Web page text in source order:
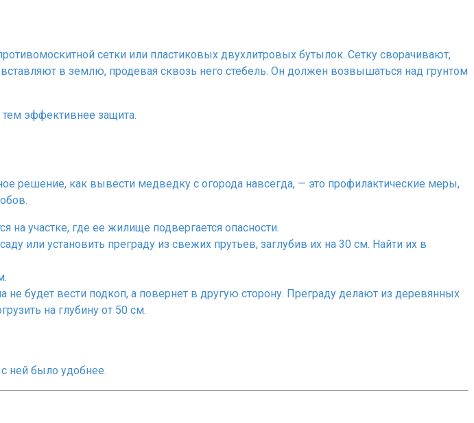
сетки или пластиковых двухлитровых бутылок. Сетку сворачивают,
в землю, продевая сквозь него стебель. Он должен возвышаться над грунтом
эффективнее защита.
решение, как вывести медведку с огорода навсегда, — это профилактические меры,
участке, где ее жилище подвергается опасности.
или установить преграду из свежих прутьев, заглубив их на 30 см. Найти их в
не будет вести подкоп, а повернет в другую сторону. Преграду делают из деревянных
на глубину от 50 см.
ней было удобнее.